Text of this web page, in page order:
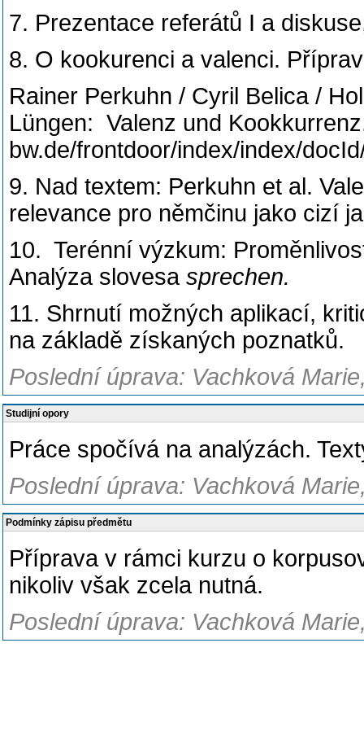
7. Prezentace referátů I a
8. O kookurenci a valenci.
Rainer Perkuhn / Cyril Belica /
Lüngen: Valenz und
bw.de/frontdoor/index/index/
9. Nad textem: Perkuhn et al.
relevance pro němčinu jako cizí
10. Terénní výzkum:
Analýza slovesasprechen.
11. Shrnutí možných aplikací,
na základě získaných poznatků.
Poslední úprava: Vachková
Studijní opory
Práce spočívá na analýzách.
Poslední úprava: Vachková
Podmínky zápisu předmětu
Příprava v rámci kurzu o
nikoliv však zcela nutná.
Poslední úprava: Vachková